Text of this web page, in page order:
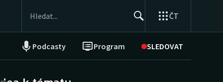
ČT
Podcasty Program SLEDOVAT
NEPŘEHLÉDNĚTE